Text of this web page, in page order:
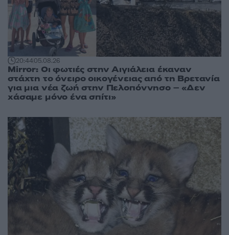
20:4405.08.26
Mirror: Οι φωτιές στην Αιγιάλεια έκαναν
στάχτη το όνειρο οικογένειας από τη Βρετανία
για μια νέα ζωή στην Πελοπόννησο – «Δεν
χάσαμε μόνο ένα σπίτι»